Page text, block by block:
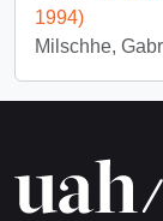
1994)
Milschhe,